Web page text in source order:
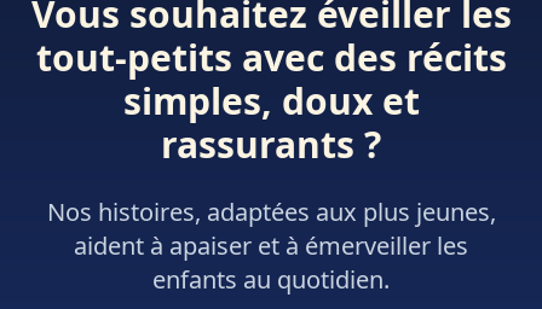
Vous souhaitez éveiller les
tout-petits avec des récits
simples, doux et
rassurants ?
Nos histoires, adaptées aux plus jeunes,
aident à apaiser et à émerveiller les
enfants au quotidien.